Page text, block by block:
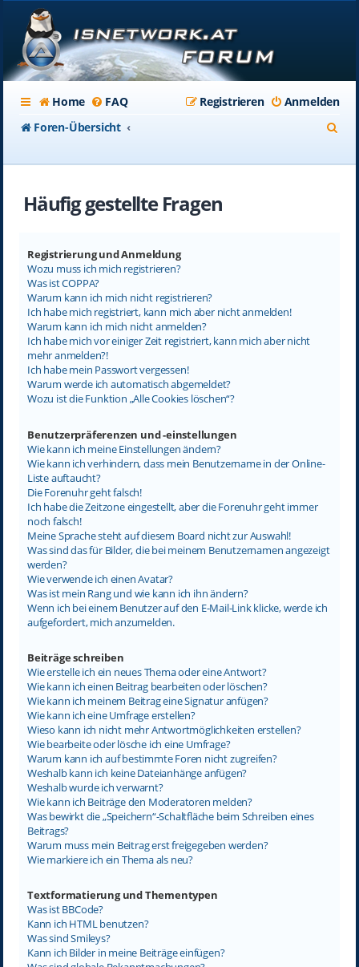
Home FAQ Anmelden
Registrieren
Foren-Übersicht
Häufig gestellte Fragen
Registrierung und Anmeldung
Wozu muss ich mich registrieren?
Was ist COPPA?
Warum kann ich mich nicht registrieren?
Ich habe mich registriert, kann mich aber nicht anmelden!
Warum kann ich mich nicht anmelden?
Ich habe mich vor einiger Zeit registriert, kann mich aber nicht
mehr anmelden?!
Ich habe mein Passwort vergessen!
Warum werde ich automatisch abgemeldet?
Wozu ist die Funktion „Alle Cookies löschen“?
Benutzerpräferenzen und -einstellungen
Wie kann ich meine Einstellungen ändern?
Wie kann ich verhindern, dass mein Benutzername in der Online-
Liste auftaucht?
Die Forenuhr geht falsch!
Ich habe die Zeitzone eingestellt, aber die Forenuhr geht immer
noch falsch!
Meine Sprache steht auf diesem Board nicht zur Auswahl!
Was sind das für Bilder, die bei meinem Benutzernamen angezeigt
werden?
Wie verwende ich einen Avatar?
Was ist mein Rang und wie kann ich ihn ändern?
Wenn ich bei einem Benutzer auf den E-Mail-Link klicke, werde ich
aufgefordert, mich anzumelden.
Beiträge schreiben
Wie erstelle ich ein neues Thema oder eine Antwort?
Wie kann ich einen Beitrag bearbeiten oder löschen?
Wie kann ich meinem Beitrag eine Signatur anfügen?
Wie kann ich eine Umfrage erstellen?
Wieso kann ich nicht mehr Antwortmöglichkeiten erstellen?
Wie bearbeite oder lösche ich eine Umfrage?
Warum kann ich auf bestimmte Foren nicht zugreifen?
Weshalb kann ich keine Dateianhänge anfügen?
Weshalb wurde ich verwarnt?
Wie kann ich Beiträge den Moderatoren melden?
Was bewirkt die „Speichern“-Schaltfläche beim Schreiben eines
Beitrags?
Warum muss mein Beitrag erst freigegeben werden?
Wie markiere ich ein Thema als neu?
Textformatierung und Thementypen
Was ist BBCode?
Kann ich HTML benutzen?
Was sind Smileys?
Kann ich Bilder in meine Beiträge einfügen?